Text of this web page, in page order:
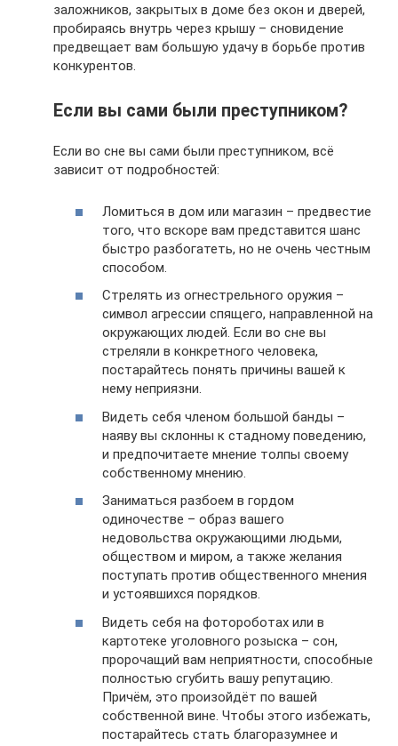
заложников, закрытых в доме без окон и дверей,
пробираясь внутрь через крышу – сновидение
предвещает вам большую удачу в борьбе против
конкурентов.
Если вы сами были преступником?
Если во сне вы сами были преступником, всё
зависит от подробностей:
Ломиться в дом или магазин – предвестие
того, что вскоре вам представится шанс
быстро разбогатеть, но не очень честным
способом.
Стрелять из огнестрельного оружия –
символ агрессии спящего, направленной на
окружающих людей. Если во сне вы
стреляли в конкретного человека,
постарайтесь понять причины вашей к
нему неприязни.
Видеть себя членом большой банды –
наяву вы склонны к стадному поведению,
и предпочитаете мнение толпы своему
собственному мнению.
Заниматься разбоем в гордом
одиночестве – образ вашего
недовольства окружающими людьми,
обществом и миром, а также желания
поступать против общественного мнения
и устоявшихся порядков.
Видеть себя на фотороботах или в
картотеке уголовного розыска – сон,
пророчащий вам неприятности, способные
полностью сгубить вашу репутацию.
Причём, это произойдёт по вашей
собственной вине. Чтобы этого избежать,
постарайтесь стать благоразумнее и